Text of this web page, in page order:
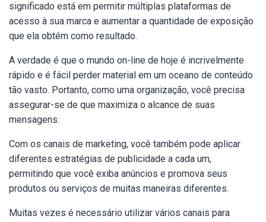
significado está em permitir múltiplas plataformas de
acesso à sua marca e aumentar a quantidade de exposição
que ela obtém como resultado.
A verdade é que o mundo on-line de hoje é incrivelmente
rápido e é fácil perder material em um oceano de conteúdo
tão vasto. Portanto, como uma organização, você precisa
assegurar-se de que maximiza o alcance de suas
mensagens.
Com os canais de marketing, você também pode aplicar
diferentes estratégias de publicidade a cada um,
permitindo que você exiba anúncios e promova seus
produtos ou serviços de muitas maneiras diferentes.
Muitas vezes é necessário utilizar vários canais para